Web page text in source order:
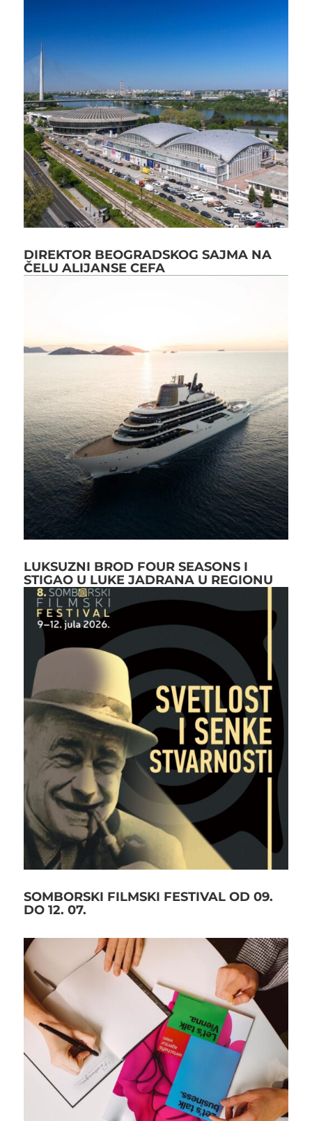
DIREKTOR BEOGRADSKOG SAJMA NA
ČELU ALIJANSE CEFA
LUKSUZNI BROD FOUR SEASONS I
STIGAO U LUKE JADRANA U REGIONU
SOMBORSKI FILMSKI FESTIVAL OD 09.
DO 12. 07.